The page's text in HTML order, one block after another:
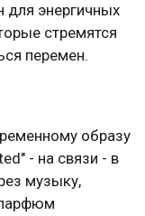
для энергичных
стремятся
перемен.
образу
- на связи - в
музыку,